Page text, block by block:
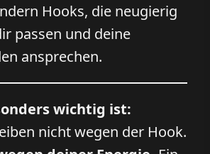
Hooks, die neugierig
passen und deine
ansprechen.
wichtig ist:
nicht wegen der Hook.